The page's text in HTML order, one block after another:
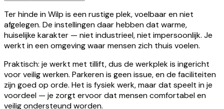
Ter hinde in Wilp is een rustige plek, voelbaar en niet
afgelegen. De instellingen daar hebben dat warme,
huiselijke karakter — niet industrieel, niet impersoonlijk. Je
werkt in een omgeving waar mensen zich thuis voelen.
Praktisch: je werkt met tillift, dus de werkplek is ingericht
voor veilig werken. Parkeren is geen issue, en de faciliteiten
zijn goed op orde. Het is fysiek werk, maar dat speelt in je
voordeel — je zorgt ervoor dat mensen comfortabel en
veilig ondersteund worden.